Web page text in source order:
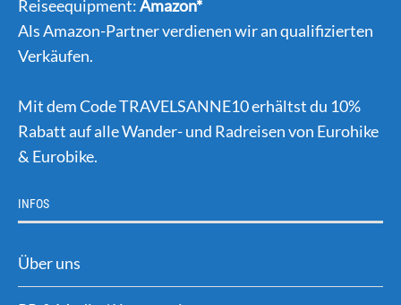
Reiseequipment:Amazon*
Als Amazon-Partner verdienen wir an qualifizierten
Verkäufen.
Mit dem Code TRAVELSANNE10 erhältst du 10%
Rabatt auf alle Wander- und Radreisen von Eurohike
& Eurobike.
INFOS
Über uns